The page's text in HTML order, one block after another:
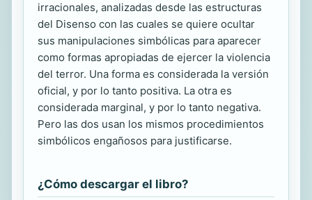
irracionales, analizadas desde las estructuras
del Disenso con las cuales se quiere ocultar
sus manipulaciones simbólicas para aparecer
como formas apropiadas de ejercer la violencia
del terror. Una forma es considerada la versión
oficial, y por lo tanto positiva. La otra es
considerada marginal, y por lo tanto negativa.
Pero las dos usan los mismos procedimientos
simbólicos engañosos para justificarse.
¿Cómo descargar el libro?